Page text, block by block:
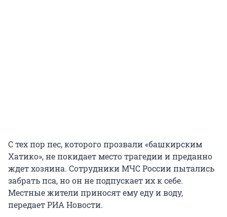
С тех пор пес, которого прозвали «башкирским
Хатико», не покидает место трагедии и преданно
ждет хозяина. Сотрудники МЧС России пытались
забрать пса, но он не подпускает их к себе.
Местные жители приносят ему еду и воду,
передает РИА Новости.